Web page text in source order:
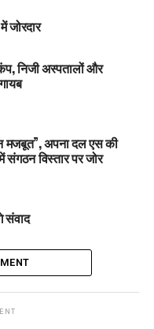
जोरदार
निजी अस्पतालों और
मजबूत”, अपना दल एस की
संगठन विस्तार पर जोर
संवाद